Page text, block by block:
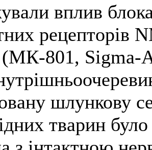
вплив
рецепторів
(МК-801, Sigma-
шлункову
тварин